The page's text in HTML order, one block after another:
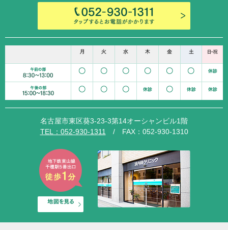
名古屋市東区葵3-23-3第14オーシャンビル1階
TEL：052-930-1311
/ FAX：052-930-1310